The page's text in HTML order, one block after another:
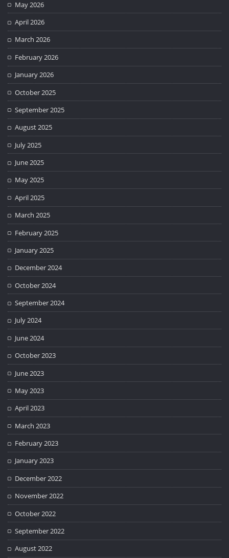
May 2026
April 2026
March 2026
February 2026
January 2026
October 2025
September 2025
August 2025
July 2025
June 2025
May 2025
April 2025
March 2025
February 2025
January 2025
December 2024
October 2024
September 2024
July 2024
June 2024
October 2023
June 2023
May 2023
April 2023
March 2023
February 2023
January 2023
December 2022
November 2022
October 2022
September 2022
August 2022